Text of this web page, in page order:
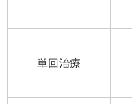
単回治療